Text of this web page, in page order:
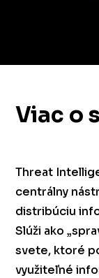
Viac o
Threat
centrálny
distribúciu
Slúži ako
svete, ktoré
využiteľné